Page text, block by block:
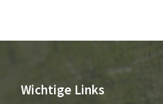
Wichtige Links